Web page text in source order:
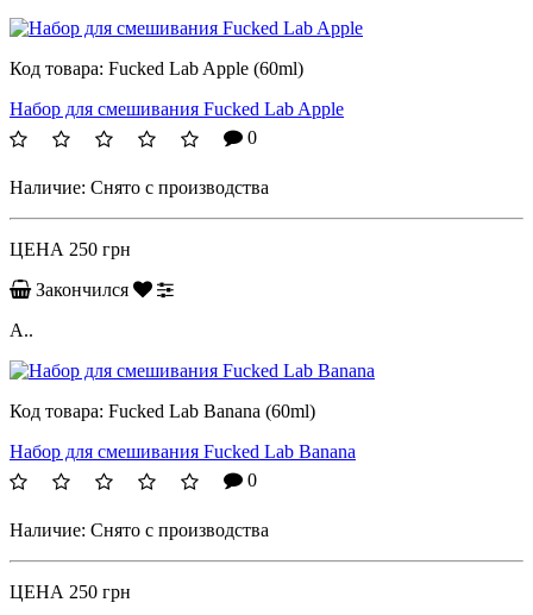
Код товара: Fucked Lab Apple (60ml)
Набор для смешивания Fucked Lab Apple
0
Наличие: Снято с производства
ЦЕНА 250 грн
Закончился
A..
Код товара: Fucked Lab Banana (60ml)
Набор для смешивания Fucked Lab Banana
0
Наличие: Снято с производства
ЦЕНА 250 грн